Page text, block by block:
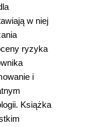
w niej
ryzyka
i
Książka